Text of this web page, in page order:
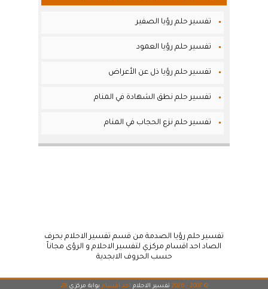
تفسير حلم رؤيا الصفير
تفسير حلم رؤيا العمود
تفسير حلم رؤيا ذل عن الأعراض
تفسير حلم نطق الشهادة في المنام
تفسير حلم نزع الحجاب في المنام
تفسير حلم رؤيا الصدمة من قسم تفسير الاحلام بحرف
الصاد احد اقسام مركزي لتفسير الاحلام و الرؤى مجاناً
حسب الحروف الابجدية
© 2007 - 2026 تفسير الاحلام احد اقسام بوابة مركزي 28